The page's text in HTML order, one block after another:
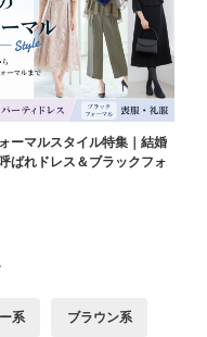
ーマルスタイル特集｜結婚
ばれドレス＆ブラックフォ
系 ブラウン系